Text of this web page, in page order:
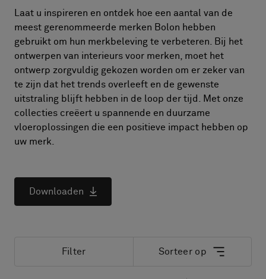
Samenwerkingen met Designers
Stories
Over ons
FAQ
Contact
Image & Material Bank
Pattern Tile Tool
Laat u inspireren en ontdek hoe een aantal van de
meest gerenommeerde merken Bolon hebben
gebruikt om hun merkbeleving te verbeteren. Bij het
ontwerpen van interieurs voor merken, moet het
ontwerp zorgvuldig gekozen worden om er zeker van
te zijn dat het trends overleeft en de gewenste
uitstraling blijft hebben in de loop der tijd. Met onze
collecties creëert u spannende en duurzame
vloeroplossingen die een positieve impact hebben op
Downloaden
Filter Sorteer op